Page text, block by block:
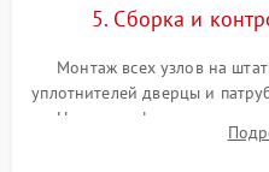
5. Сборка и
Монтаж всех узлов на
уплотнителей дверцы и
Надежная фиксация
сборка корпуса и